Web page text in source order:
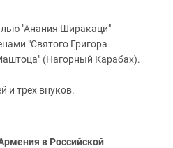
"Анания Ширакаци"
"Святого Григора
(Нагорный Карабах).
и трех внуков.
в Российской